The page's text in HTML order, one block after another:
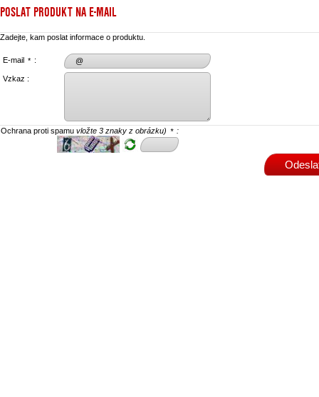
POSLAT PRODUKT NA E-MAIL
Zadejte, kam poslat informace o produktu.
E-mail * :
Vzkaz :
Ochrana proti spamu vložte 3 znaky z obrázku) * :